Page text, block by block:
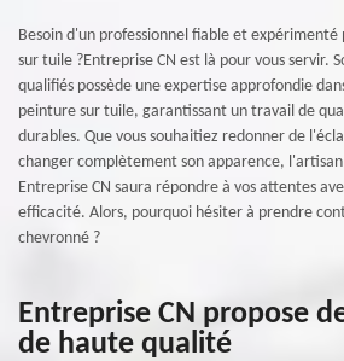
Besoin d'un professionnel fiable et
sur tuile ?Entreprise CN est là pour vous servir.
qualifiés possède une expertise approfondie
peinture sur tuile, garantissant un travail de
durables. Que vous souhaitiez redonner de
changer complètement son apparence,
Entreprise CN saura répondre à vos attentes
efficacité. Alors, pourquoi hésiter à prendre
chevronné ?
Entreprise CN propose
de haute qualité